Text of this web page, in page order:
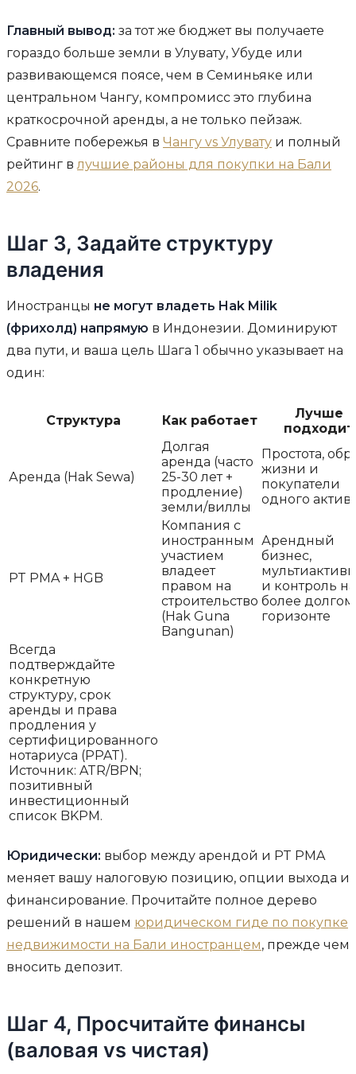
Главный вывод: за тот же бюджет вы получаете
гораздо больше земли в Улувату, Убуде или
развивающемся поясе, чем в Семиньяке или
центральном Чангу, компромисс это глубина
краткосрочной аренды, а не только пейзаж.
Сравните побережья в Чангу vs Улувату и полный
рейтинг влучшие районы для покупки на Бали
2026.
Шаг 3, Задайте структуру
владения
Иностранцы не могут владеть Hak Milik
(фрихолд) напрямую в Индонезии. Доминируют
два пути, и ваша цель Шага 1 обычно указывает на
один:
Структура Как работает
Лучше
подходит
Аренда (Hak Sewa)
Долгая
аренда (часто
25-30 лет +
продление)
земли/виллы
Простота,
жизни и
покупатели
одного
PT PMA + HGB
Компания с
иностранным
участием
владеет
правом на
строительство
(Hak Guna
Bangunan)
Арендный
бизнес,
и контроль на
более долгом
горизонте
Всегда
подтверждайте
конкретную
структуру, срок
аренды и права
продления у
сертифицированного
нотариуса (PPAT).
Источник: ATR/BPN;
позитивный
инвестиционный
список BKPM.
Юридически: выбор между арендой и PT PMA
меняет вашу налоговую позицию, опции выхода и
финансирование. Прочитайте полное дерево
решений в нашем юридическом гиде по покупке
недвижимости на Бали иностранцем, прежде чем
вносить депозит.
Шаг 4, Просчитайте финансы
(валовая vs чистая)